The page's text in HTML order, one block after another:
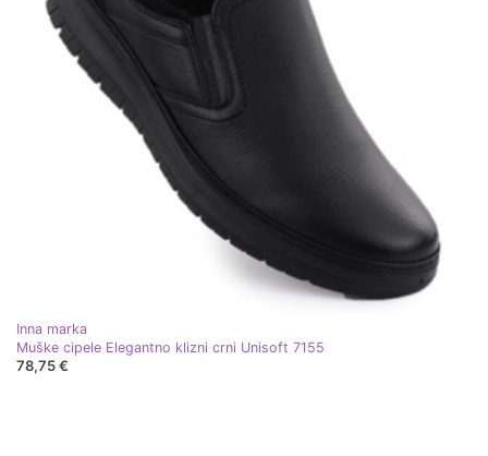
Inna marka
Muške cipele Elegantno klizni crni Unisoft 7155
78,75 €